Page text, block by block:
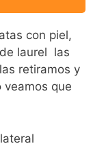
con piel,
laurel las
retiramos y
veamos que